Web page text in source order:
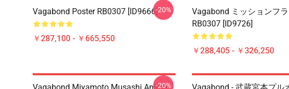
Vagabond Poster RB0307 [ID9666]
￥287,100 - ￥665,550
-20%
Vagabond ミッションフ
RB0307 [ID9726]
￥288,405 - ￥326,250
-20%